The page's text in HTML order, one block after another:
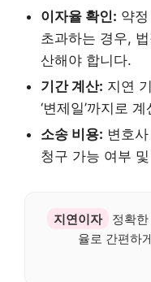
이자율 확인: 약
초과하는 경우,
산해야 합니다.
기간 계산: 지연
‘변제일’까지로
소송 비용: 변호
청구 가능 여부
지연이자
정확
율로 간편하